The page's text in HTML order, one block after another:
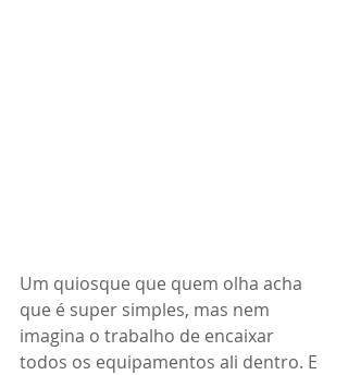
Um quiosque que quem olha acha
que é super simples, mas nem
imagina o trabalho de encaixar
todos os equipamentos ali dentro. E